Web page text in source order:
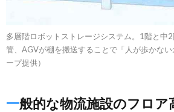
多層階ロボットストレージシステム。1階と中
管、AGVが棚を搬送することで「人が歩かな
ープ提供）
一般的な物流施設のフロア高さにフィッ